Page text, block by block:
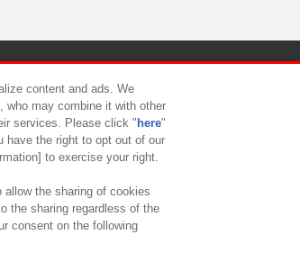
タマーハラスメント対応方針
content and ads. We
who may combine it with other
services. Please click " here"
have the right to opt out of our
to exercise your right.
the sharing of cookies
the sharing regardless of the
consent on the following